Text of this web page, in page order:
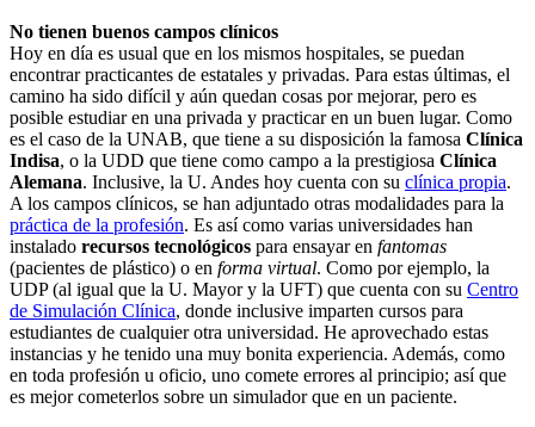
No tienen buenos campos clínicos
Hoy en día es usual que en los mismos hospitales, se puedan
encontrar practicantes de estatales y privadas. Para estas últimas, el
camino ha sido difícil y aún quedan cosas por mejorar, pero es
posible estudiar en una privada y practicar en un buen lugar. Como
es el caso de la UNAB, que tiene a su disposición la famosa Clínica
Indisa, o la UDD que tiene como campo a la prestigiosa Clínica
Alemana. Inclusive, la U. Andes hoy cuenta con su clínica propia.
A los campos clínicos, se han adjuntado otras modalidades para la
práctica de la profesión. Es así como varias universidades han
instalado recursos tecnológicos para ensayar en fantomas
(pacientes de plástico) o en forma virtual. Como por ejemplo, la
UDP (al igual que la U. Mayor y la UFT) que cuenta con su Centro
de Simulación Clínica, donde inclusive imparten cursos para
estudiantes de cualquier otra universidad. He aprovechado estas
instancias y he tenido una muy bonita experiencia. Además, como
en toda profesión u oficio, uno comete errores al principio; así que
es mejor cometerlos sobre un simulador que en un paciente.